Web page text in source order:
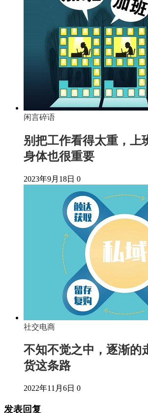
闲言碎语
别把工作看得太重，上
身体也很重要
2023年9月18日 0
社交电商
不知不觉之中，逐渐的
货这条路
2022年11月6日 0
发表回复